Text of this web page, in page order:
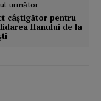
următor
câştigător pentru
Hanului de la